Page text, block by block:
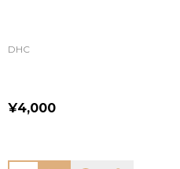
DHC
¥4,000